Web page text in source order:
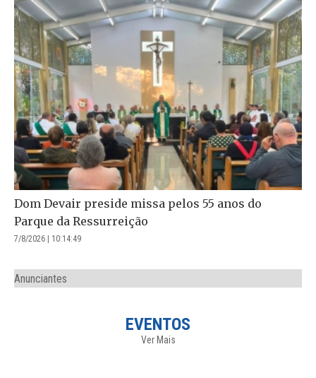
Dom Devair preside missa pelos 55 anos do
Parque da Ressurreição
7/8/2026 | 10:14:49
Anunciantes
EVENTOS
Ver Mais